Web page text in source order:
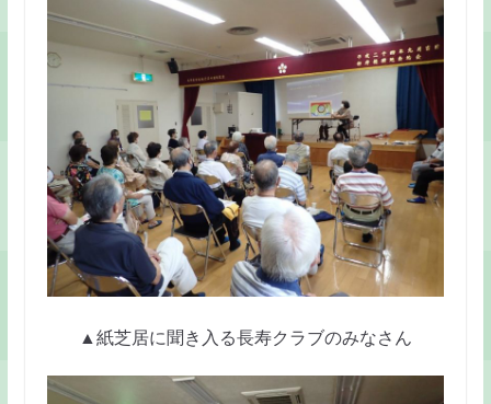
▲紙芝居に聞き入る長寿クラブのみなさん